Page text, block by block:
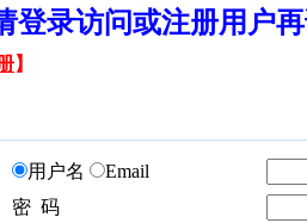
登录访问或注册用户
】
用户名
Email
密 码